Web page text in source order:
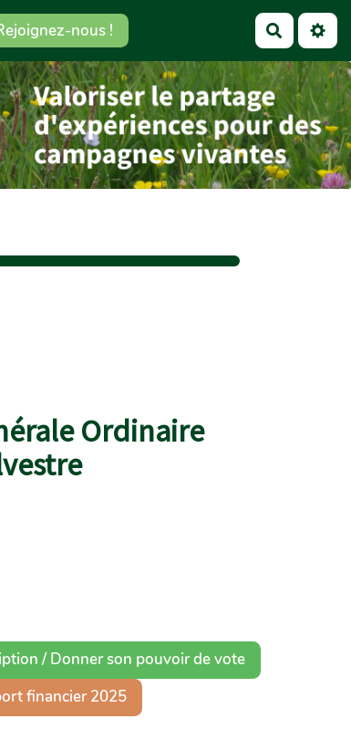
nous !
Ordinaire
/ Donner son pouvoir de vote
financier 2025